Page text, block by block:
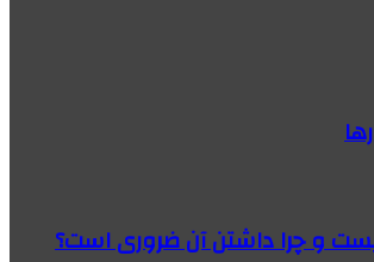
و چرا داشتن آن ضروری است؟